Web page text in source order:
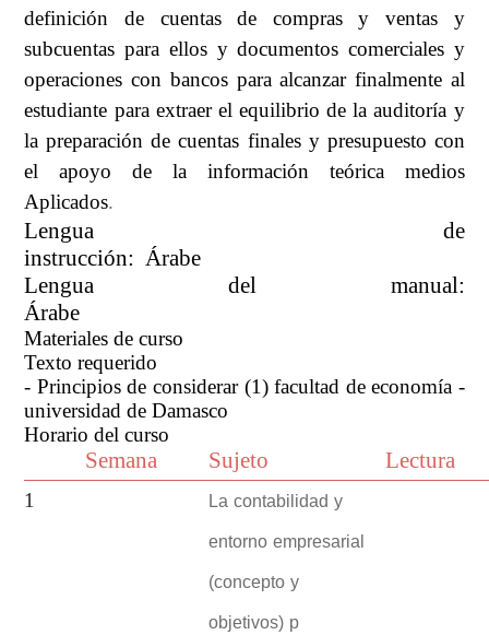
definición de cuentas de compras y ventas y
subcuentas para ellos y documentos comerciales y
operaciones con bancos para alcanzar finalmente al
estudiante para extraer el equilibrio de la auditoría y
la preparación de cuentas finales y presupuesto con
el apoyo de la información teórica medios
Aplicados.
Lengua de
instrucción: Árabe
Lengua del manual:
Árabe
Materiales de curso
Texto requerido
- Principios de considerar (1) facultad de economía -
universidad de Damasco
Horario del curso
Semana Sujeto Lectura
1
La contabilidad y
entorno empresarial
(concepto y
objetivos) p